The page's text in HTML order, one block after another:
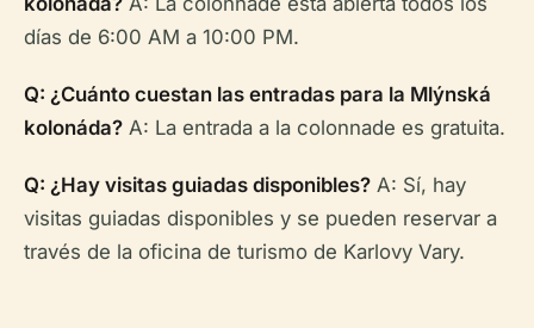
días de 6:00 AM a 10:00 PM.
Q: ¿Cuánto cuestan las entradas para la Mlýnská
kolonáda? A: La entrada a la colonnade es gratuita.
Q: ¿Hay visitas guiadas disponibles? A: Sí, hay
visitas guiadas disponibles y se pueden reservar a
través de la oficina de turismo de Karlovy Vary.